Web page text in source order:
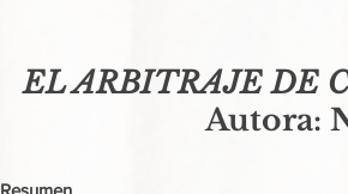
EL ARBITRAJE DE
Autora:
Resumen